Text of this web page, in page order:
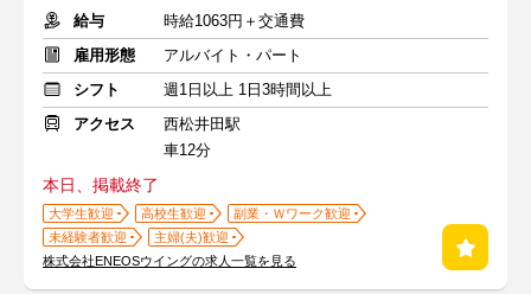
給与
時給1063円＋交通費
雇用形態
アルバイト・パート
シフト
週1日以上 1日3時間以上
アクセス
西松井田駅
車12分
本日、掲載終了
大学生歓迎 高校生歓迎
副業・Ｗワーク歓迎
未経験者歓迎
主婦(夫)歓迎
株式会社ENEOSウイングの求人一覧を見る